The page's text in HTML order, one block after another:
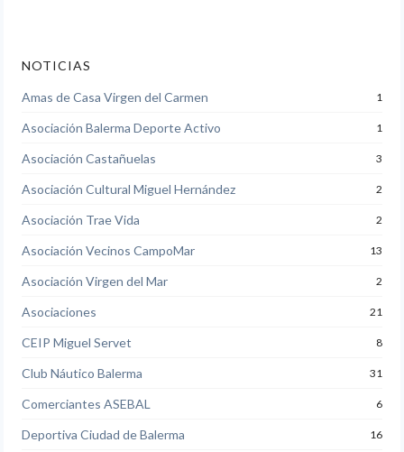
NOTICIAS
Amas de Casa Virgen del Carmen 1
Asociación Balerma Deporte Activo 1
Asociación Castañuelas 3
Asociación Cultural Miguel Hernández 2
Asociación Trae Vida 2
Asociación Vecinos CampoMar 13
Asociación Virgen del Mar 2
Asociaciones 21
CEIP Miguel Servet 8
Club Náutico Balerma 31
Comerciantes ASEBAL 6
Deportiva Ciudad de Balerma 16